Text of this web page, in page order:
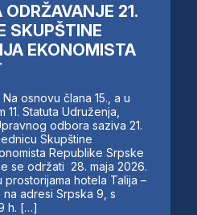
21.
SKUPŠTINE
EKONOMISTA
Na osnovu člana 15., a u
11. Statuta Udruženja,
odbora saziva 21.
Skupštine
Republike Srpske
se održati 28. maja 2026.
prostorijama hotela Talija –
na adresi Srpska 9, s
h. […]